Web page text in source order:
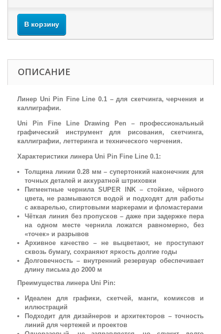
В корзину
ОПИСАНИЕ
Линер Uni Pin Fine Line 0.1 – для скетчинга, черчения и
каллиграфии.
Uni Pin Fine Line Drawing Pen – профессиональный
графический инструмент для рисования, скетчинга,
каллиграфии, леттеринга и технического черчения.
Характеристики линера Uni Pin Fine Line 0.1:
Толщина линии 0.28 мм – супертонкий наконечник для
точных деталей и аккуратной штриховки
Пигментные чернила SUPER INK – стойкие, чёрного
цвета, не размываются водой и подходят для работы
с акварелью, спиртовыми маркерами и фломастерами
Чёткая линия без пропусков – даже при задержке пера
на одном месте чернила ложатся равномерно, без
«точек» и разрывов
Архивное качество – не выцветают, не проступают
сквозь бумагу, сохраняют яркость долгие годы
Долговечность – внутренний резервуар обеспечивает
длину письма до 2000 м
Преимущества линера Uni Pin:
Идеален для графики, скетчей, манги, комиксов и
иллюстраций
Подходит для дизайнеров и архитекторов – точность
линий для чертежей и проектов